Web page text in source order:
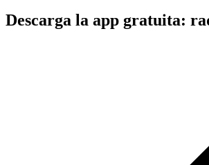
Descarga la app gratuita: